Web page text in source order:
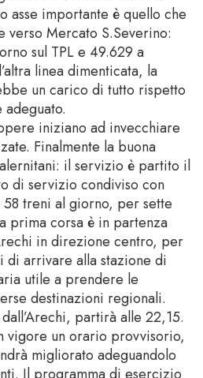
asse importante è quello che
verso Mercato S.Severino:
sul TPL e 49.629 a
linea dimenticata, la
un carico di tutto rispetto
iniziano ad invecchiare
Finalmente la buona
il servizio è partito il
di servizio condiviso con
treni al giorno, per sette
prima corsa è in partenza
in direzione centro, per
di arrivare alla stazione di
utile a prendere le
destinazioni regionali.
partirà alle 22,15.
vigore un orario provvisorio,
migliorato adeguandolo